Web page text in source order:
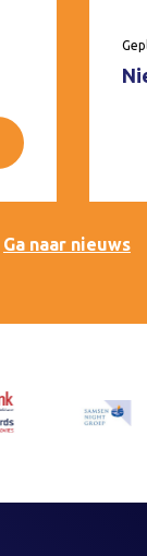
Ga naar nieuws